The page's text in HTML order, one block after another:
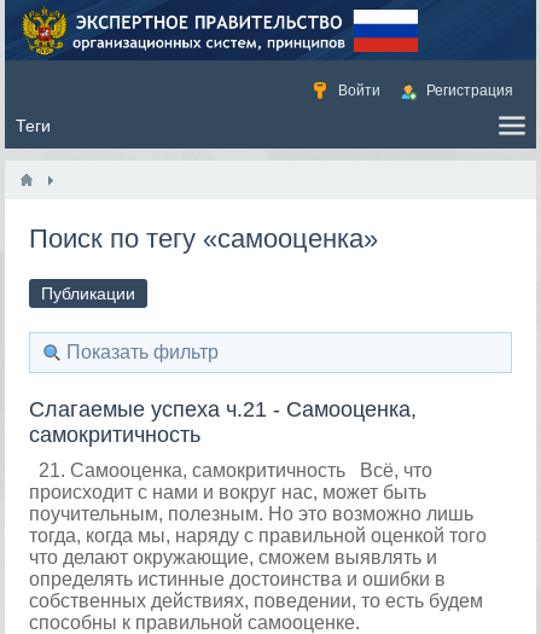
Войти Регистрация
Поиск по тегу «самооценка»
Публикации
Показать фильтр
Слагаемые успеха ч.21 - Самооценка,
самокритичность
21. Самооценка, самокритичность Всё, что
происходит с нами и вокруг нас, может быть
поучительным, полезным. Но это возможно лишь
тогда, когда мы, наряду с правильной оценкой того
что делают окружающие, сможем выявлять и
определять истинные достоинства и ошибки в
собственных действиях, поведении, то есть будем
способны к правильной самооценке.